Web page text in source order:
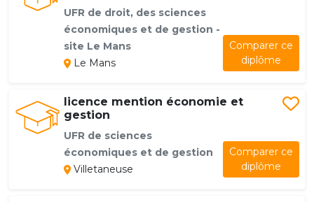
UFR de droit, des sciences
économiques et de gestion -
site Le Mans
Le Mans
Comparer ce
diplôme
licence mention économie et
gestion
UFR de sciences
économiques et de gestion
Villetaneuse
Comparer ce
diplôme